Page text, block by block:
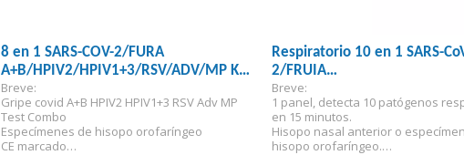
8 en 1 SARS-COV-2/FURA
A+B/HPIV2/HPIV1+3/RSV/ADV/MP Kit
de prueba rápida de antígeno
Breve:
Gripe covid A+B HPIV2 HPIV1+3 RSV Adv MP
Test Combo
Especímenes de hisopo orofaríngeo
CE marcado
Respiratorio 10 en 1 SARS-
2/FRUIA
A+B/HPIV2/HPIV1+3/RSV/
Kit de prueba rápida de
Breve:
1 panel, detecta 10 patógenos
en 15 minutos.
Hisopo nasal anterior o
hisopo orofaríngeo.